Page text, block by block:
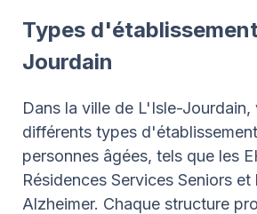
Types
Jourdain
Dans la ville de L'Isle-
différents types
personnes âgées, tels que les
Résidences Services Seniors et
Alzheimer. Chaque structure